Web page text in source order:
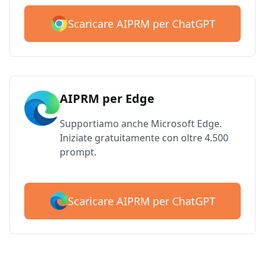
Scaricare AIPRM per ChatGPT
AIPRM per Edge
Supportiamo anche Microsoft Edge.
Iniziate gratuitamente con oltre 4.500
prompt.
Scaricare AIPRM per ChatGPT